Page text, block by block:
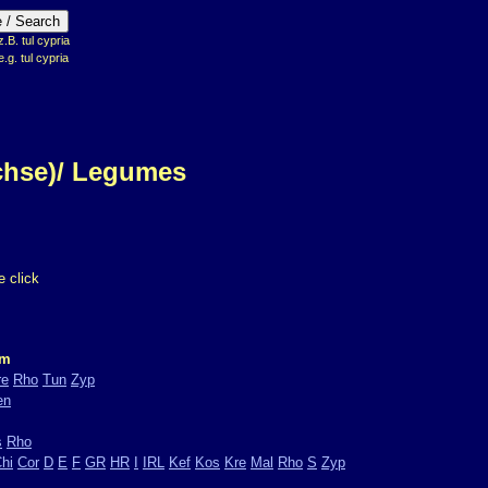
tul cypria
tul cypria
Legumes
click
Rho Tun Zyp
Rho
Cor D E F GR HR IRL Kef Kos Kre Mal Rho S Zyp